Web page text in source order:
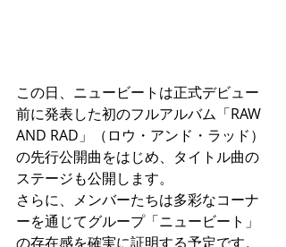
この日、ニュービートは正式デビュー
前に発表した初のフルアルバム「RAW
AND RAD」（ロウ・アンド・ラッド）
の先行公開曲をはじめ、タイトル曲の
ステージも公開します。
さらに、メンバーたちは多彩なコーナ
ーを通じてグループ「ニュービート」
の存在感を確実に証明する予定です。